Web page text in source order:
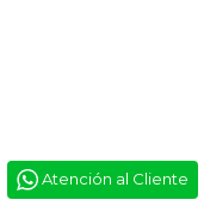
Atención al Cliente